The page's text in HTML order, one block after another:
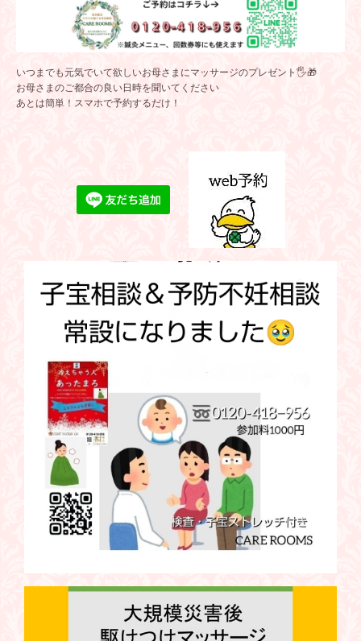
いつまでも元気でいて欲しいお母さまにマッサージのプレゼント🖐️🎁
お母さまのご都合の良い日時を聞いてください
あとは簡単！スマホで予約するだけ！